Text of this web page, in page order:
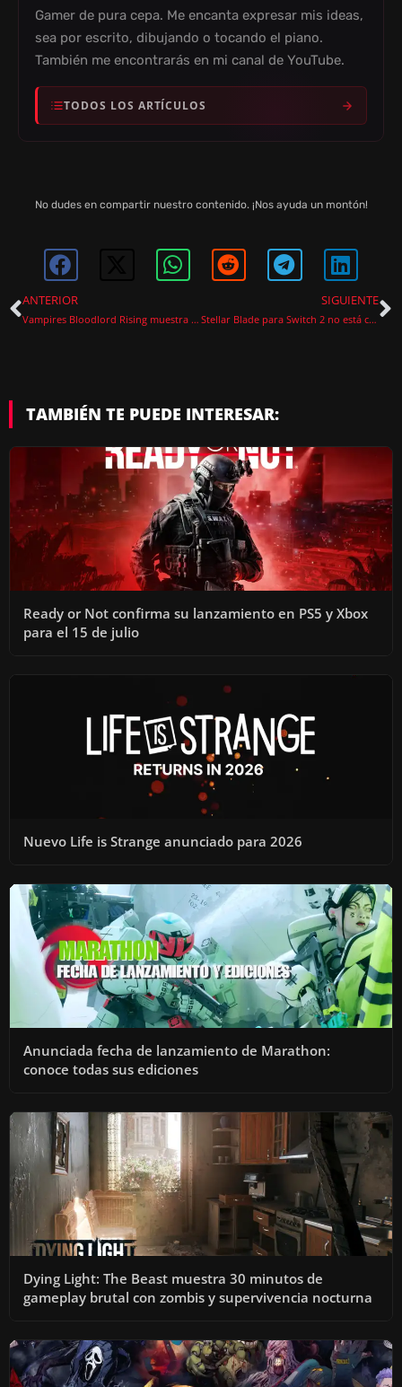
Gamer de pura cepa. Me encanta expresar mis ideas,
sea por escrito, dibujando o tocando el piano.
También me encontrarás en mi canal de YouTube.
TODOS LOS ARTÍCULOS
No dudes en compartir nuestro contenido. ¡Nos ayuda un montón!
ANTERIOR
Vampires Bloodlord Rising muestra su sangriento gameplay en un nuevo tráiler
SIGUIENTE
Stellar Blade para Switch 2 no está confirmado pese a los rumores
TAMBIÉN TE PUEDE INTERESAR:
Ready or Not confirma su lanzamiento en PS5 y Xbox
para el 15 de julio
Nuevo Life is Strange anunciado para 2026
Anunciada fecha de lanzamiento de Marathon:
conoce todas sus ediciones
Dying Light: The Beast muestra 30 minutos de
gameplay brutal con zombis y supervivencia nocturna